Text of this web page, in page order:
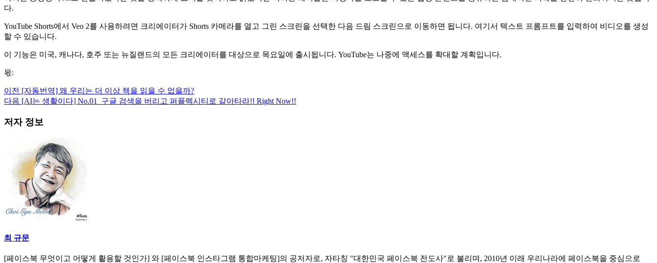
다.
YouTube Shorts에서 Veo 2를 사용하려면 크리에이터가 Shorts 카메라를 열고 그린 스크린을 선택한 다음 드림 스크린으로 이동하면 됩니다. 여기서 텍스트 프롬프트를 입력하여 비디오를 생성
할 수 있습니다.
이 기능은 미국, 캐나다, 호주 또는 뉴질랜드의 모든 크리에이터를 대상으로 목요일에 출시됩니다. YouTube는 나중에 액세스를 확대할 계획입니다.
몫:
이전 [자동번역] 왜 우리는 더 이상 책을 읽을 수 없을까?
다음 [AI는 생활이다] No.01_구글 검색을 버리고 퍼플렉시티로 갈아타라!! Right Now!!
저자 정보
최 규문
[페이스북 무엇이고 어떻게 활용할 것인가] 와 [페이스북 인스타그램 통합마케팅]의 공저자로, 자타칭 "대한민국 페이스북 전도사"로 불리며, 2010년 이래 우리나라에 페이스북을 중심으로